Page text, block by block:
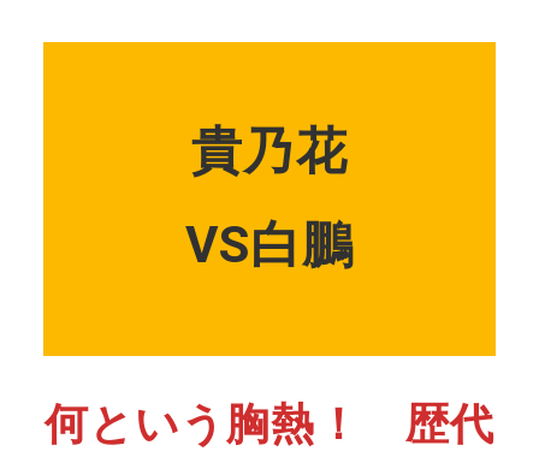
貴乃花
VS白鵬
何という胸熱！ 歴代